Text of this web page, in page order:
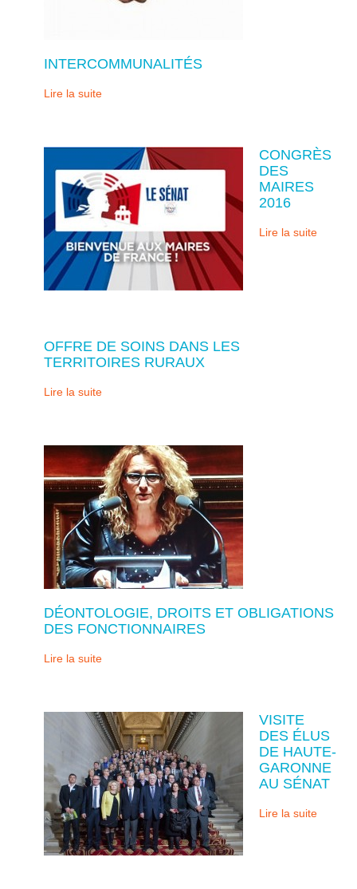
INTERCOMMUNALITÉS
Lire la suite
CONGRÈS
DES
MAIRES
2016
Lire la suite
OFFRE DE SOINS DANS LES
TERRITOIRES RURAUX
Lire la suite
DÉONTOLOGIE, DROITS ET OBLIGATIONS
DES FONCTIONNAIRES
Lire la suite
VISITE
DES ÉLUS
DE HAUTE-
GARONNE
AU SÉNAT
Lire la suite